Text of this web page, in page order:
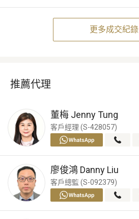
更多成交紀錄
推薦代理
董梅 Jenny Tung
客戶經理 (S-428057)
廖俊鴻 Danny Liu
客戶總監 (S-092379)